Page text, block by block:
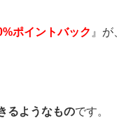
ポイントバック 』が、
るようなものです。